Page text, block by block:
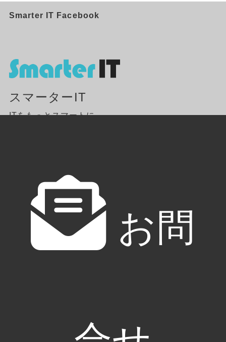
お問
Smarter IT Facebook
スマーターIT
ITをもっとスマートに
サービス
制作実績
無料素材ダウン
ロード
Support
お問い合わせ
サイトマップ
プライバシーポ
リシー
Instagram
X
Facebook